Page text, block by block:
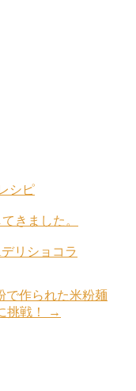
シピ
きました。
リショコラ
で作られた米粉麺
挑戦！
→